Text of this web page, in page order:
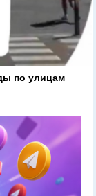
по улицам